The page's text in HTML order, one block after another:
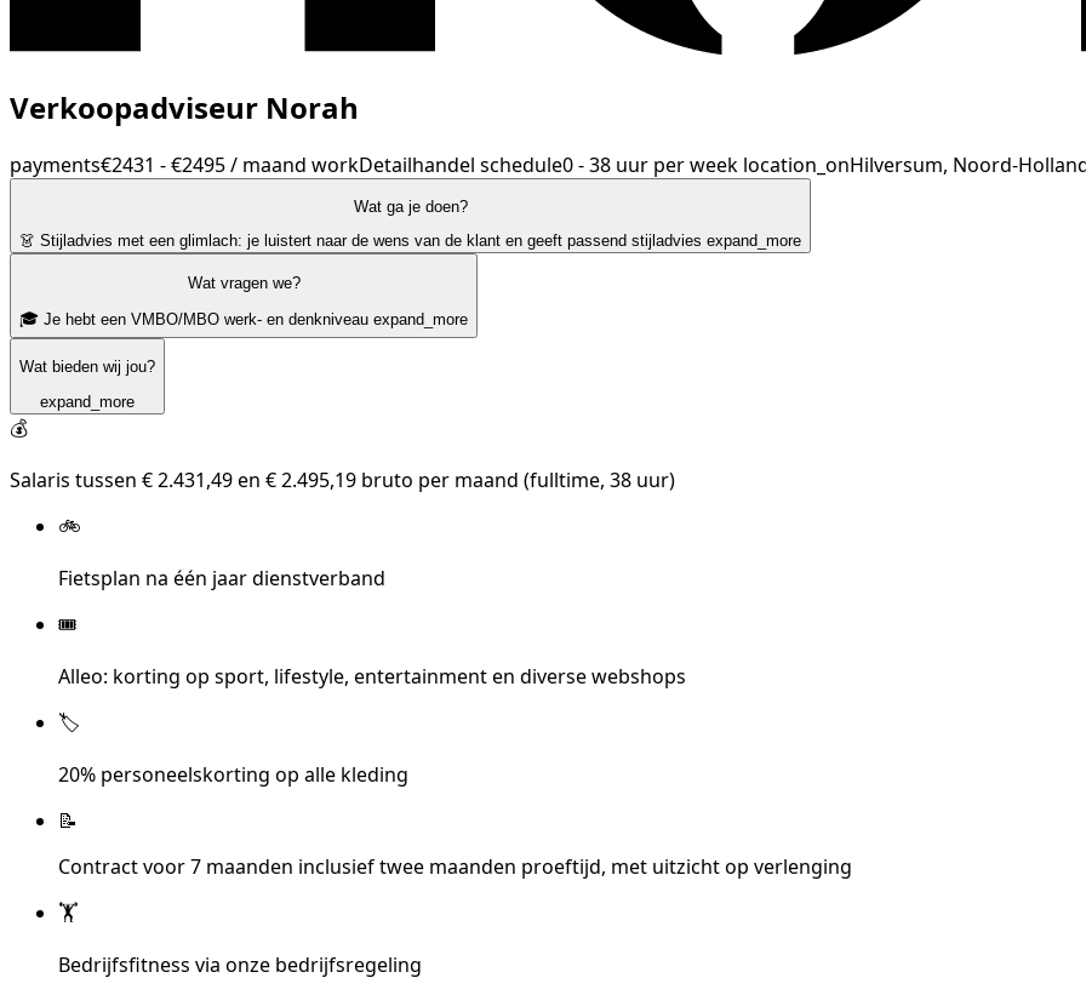
Verkoopadviseur Norah
payments€2431 - €2495 / maand workDetailhandel schedule0 - 38 uur per week location_onHilversum, Noord-
Wat ga je doen?
👗 Stijladvies met een glimlach: je luistert naar de wens van de klant en geeft passend stijladvies expand_more
Wat vragen we?
🎓 Je hebt een VMBO/MBO werk- en denkniveau expand_more
Wat bieden wij jou?
expand_more
💰
Salaris tussen € 2.431,49 en € 2.495,19 bruto per maand (fulltime, 38 uur)
🚲
Fietsplan na één jaar dienstverband
🎟️
Alleo: korting op sport, lifestyle, entertainment en diverse webshops
🏷️
20% personeelskorting op alle kleding
📝
Contract voor 7 maanden inclusief twee maanden proeftijd, met uitzicht op verlenging
🏋️
Bedrijfsfitness via onze bedrijfsregeling